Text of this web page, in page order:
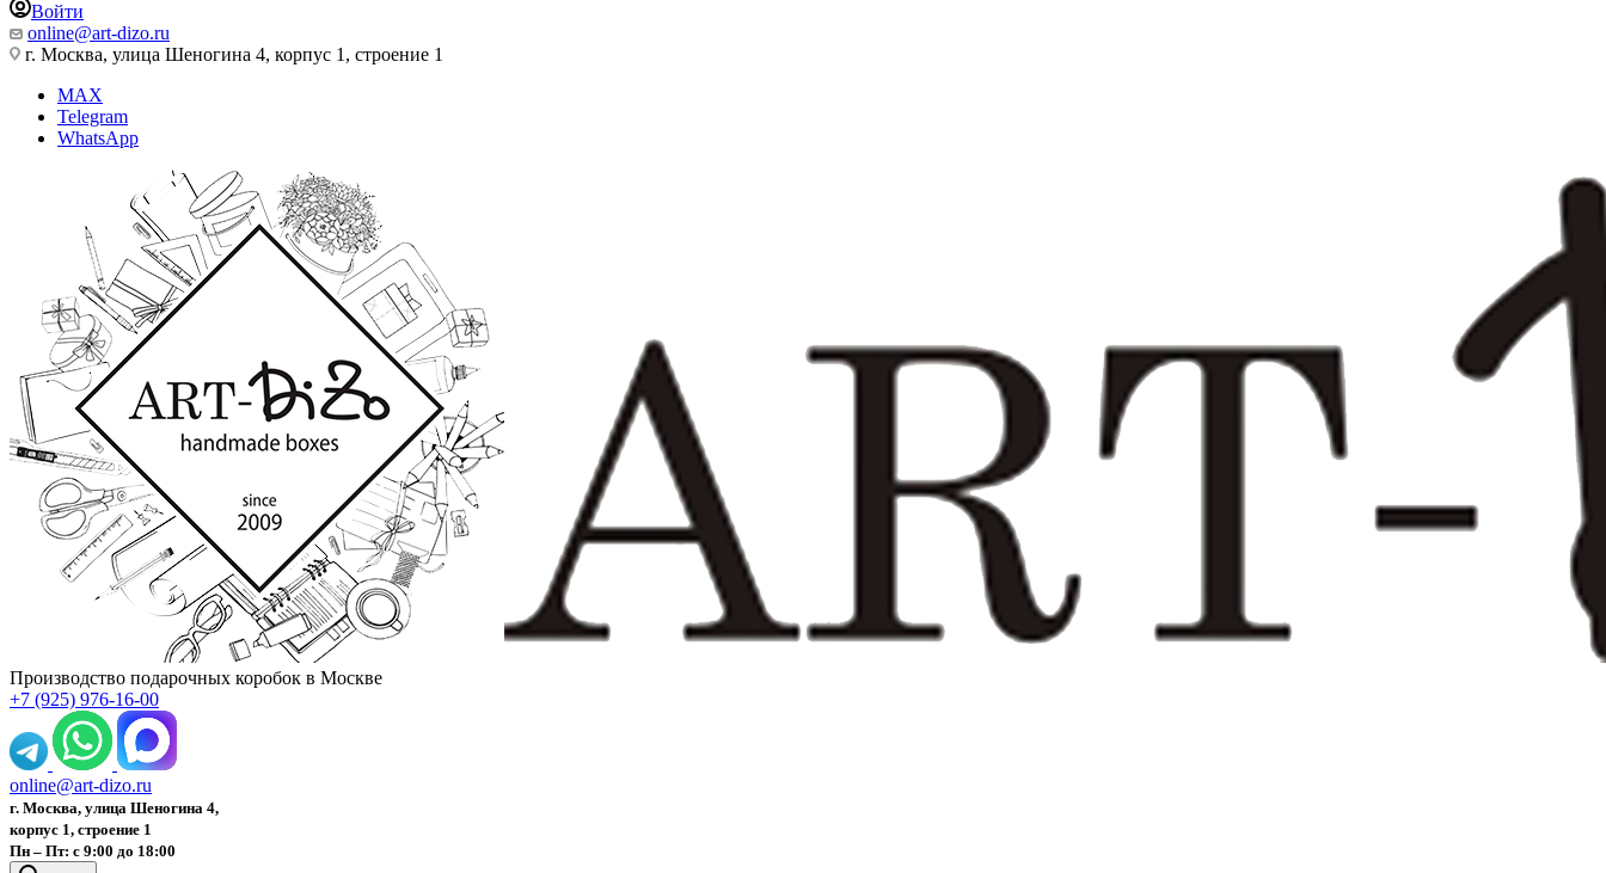
Войти
online@art-dizo.ru
г. Москва, улица Шеногина 4, корпус 1, строение 1
MAX
Telegram
WhatsApp
Производство подарочных коробок в Москве
+7 (925) 976-16-00
online@art-dizo.ru
г. Москва, улица Шеногина 4,
корпус 1, строение 1
Пн – Пт: с 9:00 до 18:00